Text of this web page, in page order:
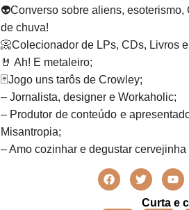
👽Converso sobre aliens,
de chuva!
📀Colecionador de LPs, CDs, Livros
🤘 Ah! E metaleiro;
🃏Jogo uns tarôs de Crowley;
– Jornalista, designer e Workaholic;
– Produtor de conteúdo e
Misantropia;
– Amo cozinhar e degustar cervejinha
Curta e